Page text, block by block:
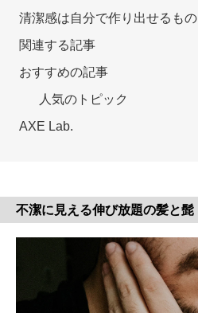
清潔感は自分で作り出せるもの
関連する記事
おすすめの記事
人気のトピック
AXE Lab.
不潔に見える伸び放題の髪と髭